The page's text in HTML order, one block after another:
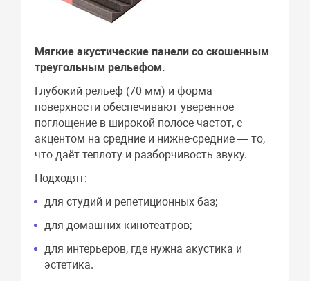
Мягкие акустические панели со скошенным
треугольным рельефом.
Глубокий рельеф (70 мм) и форма
поверхности обеспечивают уверенное
поглощение в широкой полосе частот, с
акцентом на средние и нижне-средние — то,
что даёт теплоту и разборчивость звуку.
Подходят:
для студий и репетиционных баз;
для домашних кинотеатров;
для интерьеров, где нужна акустика и
эстетика.